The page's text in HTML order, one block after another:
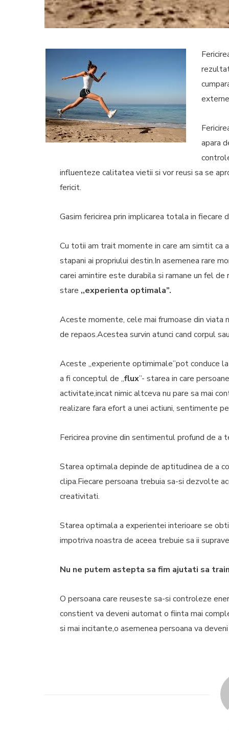
apara
influenteze calitatea vietii si vor reusi sa se
fericit.
Gasim fericirea prin implicarea totala in
Cu totii am trait momente in care am simtit ca
stapani ai propriului destin.In asemenea rare
carei amintire este durabila si ramane un fel
stare ,,experienta optimala”.
Aceste momente, cele mai frumoase din viata
de repaos.Acestea survin atunci cand corpul
Aceste ,,experiente optimimale”pot conduce
a fi conceptul de ,,flux”- starea in care
activitate,incat nimic altceva nu pare sa mai
realizare fara efort a unei actiuni, sentimente
Fericirea provine din sentimentul profund de a
Starea optimala depinde de aptitudinea de a
clipa.Fiecare persoana trebuia sa-si dezvolte
creativitati.
Starea optimala a experientei interioare se
impotriva noastra de aceea trebuie sa ii
Nu ne putem astepta sa fim ajutati sa
O persoana care reuseste sa-si controleze
constient va deveni automat o fiinta mai
si mai incitante,o asemenea persoana va